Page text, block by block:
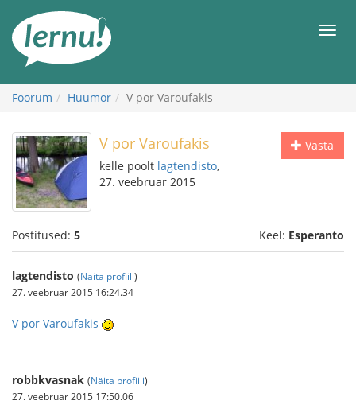
juurde
Foorum Huumor V por Varoufakis
Vasta
V por Varoufakis
kelle poolt lagtendisto,
27. veebruar 2015
Postitused: 5 Keel: Esperanto
lagtendisto (Näita profiili)
27. veebruar 2015 16:24.34
V por Varoufakis
robbkvasnak (Näita profiili)
27. veebruar 2015 17:50.06